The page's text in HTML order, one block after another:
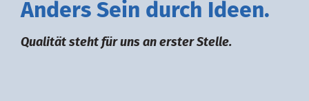
Anders Sein durch deen.
Qualität steht für uns an erster Stelle.